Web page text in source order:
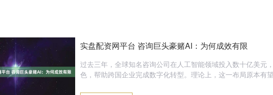
实盘配资网平台 咨询巨头豪赌AI：为何成效有限
过去三年，全球知名咨询公司在人工智能领域投入数十亿美元
色，帮助跨国企业完成数字化转型。理论上，这一布局原本有